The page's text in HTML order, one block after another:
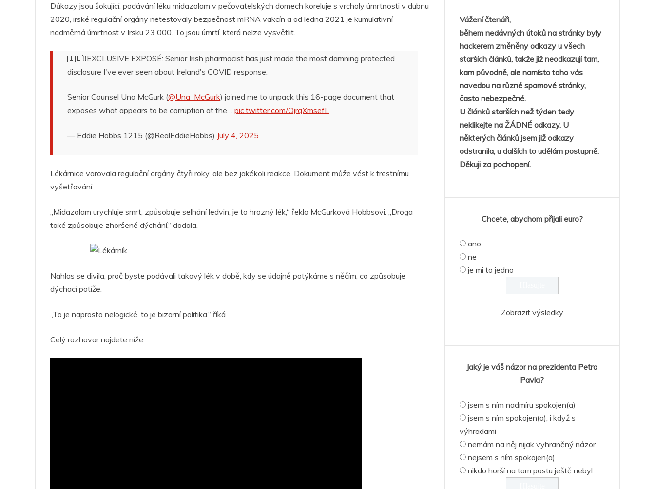
Důkazy jsou šokující: podávání léku midazolam v pečovatelských domech koreluje s vrcholy úmrtnosti v dubnu
2020, irské regulační orgány netestovaly bezpečnost mRNA vakcín a od ledna 2021 je kumulativní
nadměrná úmrtnost v Irsku 23 000. To jsou úmrtí, která nelze vysvětlit.
🇮🇪‼️EXCLUSIVE EXPOSÉ: Senior Irish pharmacist has just made the most damning protected
disclosure I've ever seen about Ireland's COVID response.
Senior Counsel Una McGurk (@Una_McGurk) joined me to unpack this 16-page document that
exposes what appears to be corruption at the… pic.twitter.com/OjrqXmsefL
— Eddie Hobbs 1215 (@RealEddieHobbs) July 4, 2025
Lékárnice varovala regulační orgány čtyři roky, ale bez jakékoli reakce. Dokument může vést k trestnímu
vyšetřování.
„Midazolam urychluje smrt, způsobuje selhání ledvin, je to hrozný lék,“ řekla McGurková Hobbsovi. „Droga
také způsobuje zhoršené dýchání,“ dodala.
Nahlas se divila, proč byste podávali takový lék v době, kdy se údajně potýkáme s něčím, co způsobuje
dýchací potíže.
„To je naprosto nelogické, to je bizarní politika,“ říká
Celý rozhovor najdete níže:
Vážení čtenáři,
během nedávných útoků na stránky byly
hackerem změněny odkazy u všech
starších článků, takže již neodkazují tam,
kam původně, ale namísto toho vás
navedou na různé spamové stránky,
často nebezpečné.
U článků starších než týden tedy
neklikejte na ŽÁDNÉ odkazy. U
některých článků jsem již odkazy
odstranila, u dalších to udělám postupně.
Děkuji za pochopení.
Chcete, abychom přijali euro?
ano
ne
je mi to jedno
Zobrazit výsledky
Jaký je váš názor na prezidenta Petra
Pavla?
jsem s ním nadmíru spokojen(a)
jsem s ním spokojen(a), i když s
výhradami
nemám na něj nijak vyhraněný názor
nejsem s ním spokojen(a)
nikdo horší na tom postu ještě nebyl